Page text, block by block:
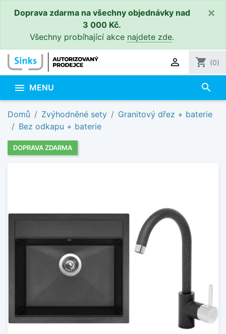
Doprava zdarma na všechny objednávky nad
3 000 Kč.
Všechny probíhající akce najdete zde.
×
 shopping_cart (0)
 MENU search
Domů Zvýhodněné sety
Granitový dřez + baterie
Bez odkapu + baterie
DOPRAVA ZDARMA